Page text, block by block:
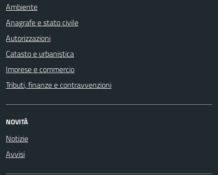
Ambiente
Anagrafe e stato civile
Autorizzazioni
Catasto e urbanistica
Imprese e commercio
Tributi, finanze e contravvenzioni
NOVITÀ
Notizie
Avvisi